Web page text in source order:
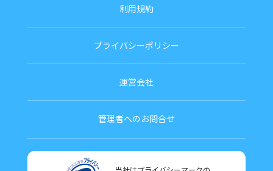
利用規約
プライバシーポリシー
運営会社
管理者へのお問合せ